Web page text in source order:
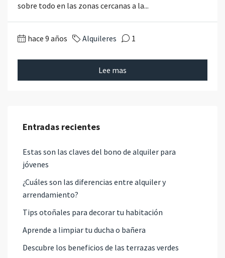
sobre todo en las zonas cercanas a la...
hace 9 años Alquileres 1
Lee mas
Entradas recientes
Estas son las claves del bono de alquiler para
jóvenes
¿Cuáles son las diferencias entre alquiler y
arrendamiento?
Tips otoñales para decorar tu habitación
Aprende a limpiar tu ducha o bañera
Descubre los beneficios de las terrazas verdes